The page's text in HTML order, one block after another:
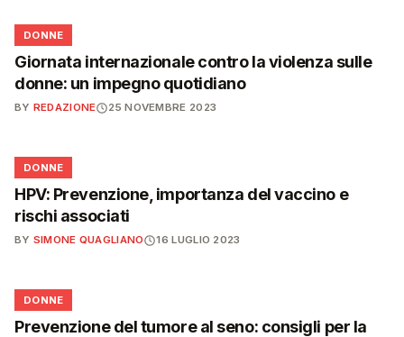
🌸
DONNE
Giornata internazionale contro la violenza sulle
donne: un impegno quotidiano
BY REDAZIONE 25 NOVEMBRE 2023
🌸
DONNE
HPV: Prevenzione, importanza del vaccino e
rischi associati
BY SIMONE QUAGLIANO 16 LUGLIO 2023
🌸
DONNE
Prevenzione del tumore al seno: consigli per la